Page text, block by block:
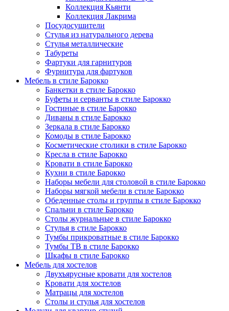
Коллекция Кьянти
Коллекция Лакрима
Посудосушители
Стулья из натурального дерева
Стулья металлические
Табуреты
Фартуки для гарнитуров
Фурнитура для фартуков
Мебель в стиле Барокко
Банкетки в стиле Барокко
Буфеты и серванты в стиле Барокко
Гостиные в стиле Барокко
Диваны в стиле Барокко
Зеркала в стиле Барокко
Комоды в стиле Барокко
Косметические столики в стиле Барокко
Кресла в стиле Барокко
Кровати в стиле Барокко
Кухни в стиле Барокко
Наборы мебели для столовой в стиле Барокко
Наборы мягкой мебели в стиле Барокко
Обеденные столы и группы в стиле Барокко
Спальни в стиле Барокко
Столы журнальные в стиле Барокко
Стулья в стиле Барокко
Тумбы прикроватные в стиле Барокко
Тумбы ТВ в стиле Барокко
Шкафы в стиле Барокко
Мебель для хостелов
Двухъярусные кровати для хостелов
Кровати для хостелов
Матрацы для хостелов
Столы и стулья для хостелов